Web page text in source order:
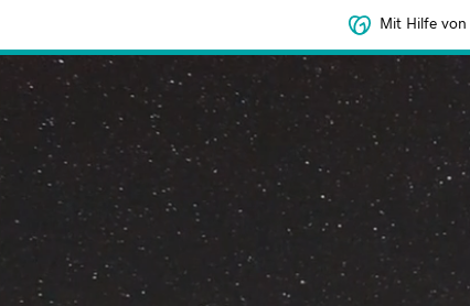
Mit Hilfe von